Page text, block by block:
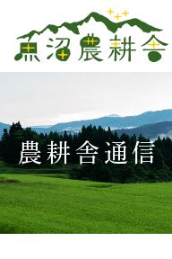
農耕舎通信